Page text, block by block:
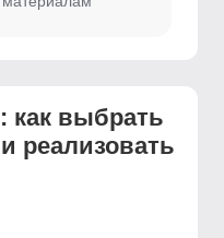
как выбрать
реализовать